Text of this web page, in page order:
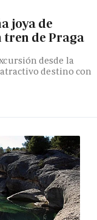
joya de
tren de Praga
desde la
destino con